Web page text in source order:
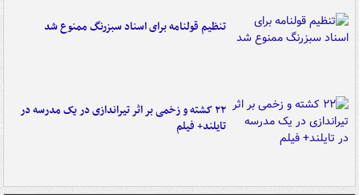
تنظیم قولنامه برای اسناد سبزرنگ ممنوع شد
۲۲ کشته و زخمی بر اثر تیراندازی در یک مدرسه در
تایلند+ فیلم